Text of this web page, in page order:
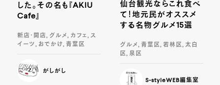
した。その名も『AKIU
Cafe』
新店・開店, グルメ, カフェ, ス
イーツ, おでかけ, 青葉区
がしがし
仙台観光ならこれ食べ
て！地元民がオススメ
する名物グルメ15選
グルメ, 青葉区, 若林区, 太白
区, 泉区
S-styleWEB編集室